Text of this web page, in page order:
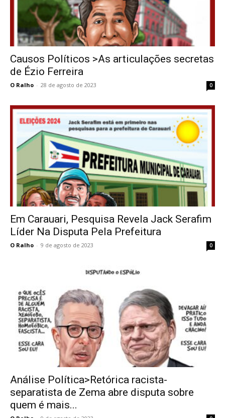
Causos Políticos >As articulações secretas
de Ézio Ferreira
O Ralho - 28 de agosto de 2023 0
Em Carauari, Pesquisa Revela Jack Serafim
Líder Na Disputa Pela Prefeitura
O Ralho - 9 de agosto de 2023 0
Análise Política>Retórica racista-
separatista de Zema abre disputa sobre
quem é mais...